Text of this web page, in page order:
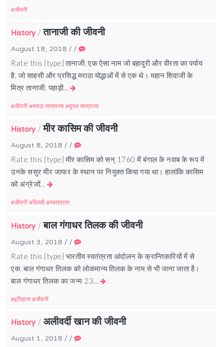
जीवनी
History/तानाजी की जीवनी
August 18, 2018 / /
Rate this {type} तानाजी, एक ऐसा नाम जो बहादुरी और वीरता का पर्याय
है, जो साहसी और प्रसिद्ध मराठा योद्धाओं में से एक थे। महान शिवाजी के
मित्र तानाजी, पहाड़ी…
जीवनी मराठा साम्राज्य मुगल साम्राज्य
History/मीर कासिम की जीवनी
August 8, 2018 / /
Rate this {type} मीर कासिम को सन् 1760 में बंगाल के नवाब के रूप में
उनके ससुर मीर जाफर के स्थान पर नियुक्त किया गया था। हालांकि कासिम
को अंग्रेजों…
जीवनी दिल्ली स्वतंत्रता
History/बाल गंगाधर तिलक की जीवनी
August 3, 2018 / /
Rate this {type} भारतीय स्वतंत्रता आंदोलन के क्रान्तिकारियों में से
एक, बाल गंगाधर तिलक को लोकमान्य तिलक के नाम से भी जाना जाता है।
बाल गंगाधर तिलक का जन्म 23…
इतिहास जीवनी
History/अलीवर्दी खान की जीवनी
August 1, 2018 / /